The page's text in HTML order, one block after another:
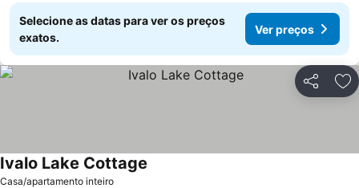
Selecione as datas para ver os preços
exatos.
Ver preços
Partilhar
Casa/apartamento inteiro
Ivalo Lake Cottage